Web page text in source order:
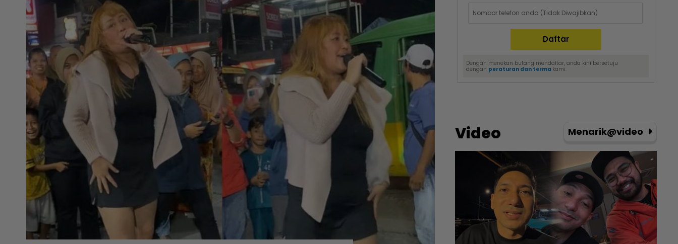
Dengan menekan butang mendaftar, anda kini bersetuju
dengan peraturan dan terma kami.
Video Menarik@video